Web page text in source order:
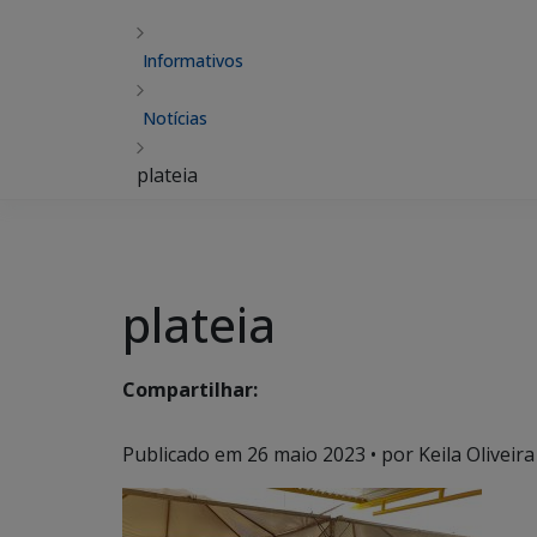
Informativos
Notícias
plateia
plateia
Compartilhar:
Publicado em 26 maio 2023 • por Keila Oliveira